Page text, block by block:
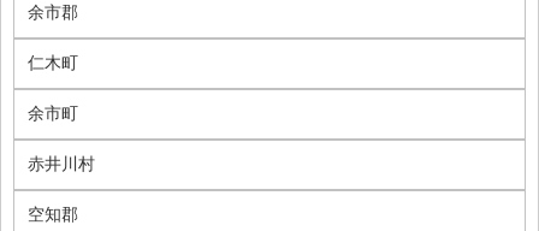
余市郡
仁木町
余市町
赤井川村
空知郡